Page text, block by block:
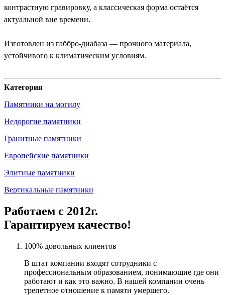
контрастную гравировку, а классическая форма остаётся
актуальной вне времени.
Изготовлен из габбро-диабаза — прочного материала,
устойчивого к климатическим условиям.
Категория
Памятники на могилу
Недорогие памятники
Гранитные памятники
Европейские памятники
Элитные памятники
Вертикальные памятники
Работаем с 2012г.
Гарантируем качество!
100% довольных клиентов
В штат компании входят сотрудники с
профессиональным образованием, понимающие где они
работают и как это важно. В нашей компании очень
трепетное отношение к памяти умершего.